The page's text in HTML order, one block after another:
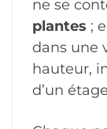
ne se
plantes ;
dans une
hauteur,
d’un